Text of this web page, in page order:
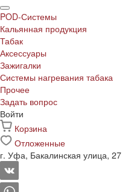
POD-Системы
Кальянная продукция
Табак
Аксессуары
Зажигалки
Системы нагревания табака
Прочее
Задать вопрос
Войти
Корзина
Отложенные
г. Уфа, Бакалинская улица, 27